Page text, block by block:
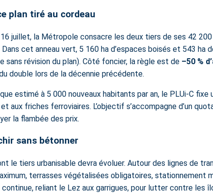
plan tiré au cordeau
juillet, la Métropole consacre les deux tiers de ses 42
cet anneau vert, 5 160 ha d’espaces boisés et 543
sans révision du plan). Côté foncier, la règle est de –50 %
double lors de la décennie précédente.
estimé à 5 000 nouveaux habitants par an, le PLUi-C
aux friches ferroviaires. L’objectif s’accompagne d’un
la flambée des prix.
sans bétonner
le tiers urbanisable devra évoluer. Autour des lignes de
terrasses végétalisées obligatoires, stationnement
reliant le Lez aux garrigues, pour lutter contre les